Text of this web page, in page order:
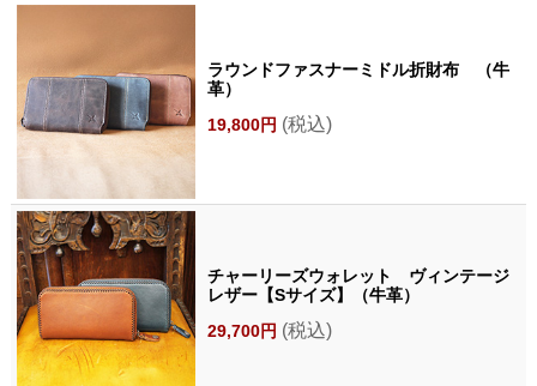
ラウンドファスナーミドル折財布 （牛
革）
19,800円 (税込)
チャーリーズウォレット ヴィンテージ
レザー【Sサイズ】（牛革）
29,700円 (税込)